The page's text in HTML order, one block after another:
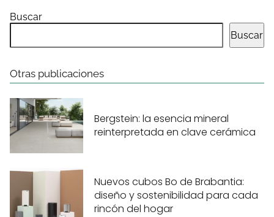
Buscar
Buscar
Otras publicaciones
Bergstein: la esencia mineral
reinterpretada en clave cerámica
Nuevos cubos Bo de Brabantia:
diseño y sostenibilidad para cada
rincón del hogar